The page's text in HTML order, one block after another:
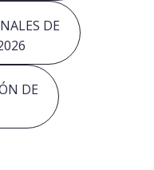
DE
DE